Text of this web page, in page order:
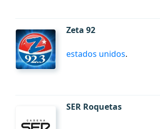
Zeta 92
estados unidos.
SER Roquetas